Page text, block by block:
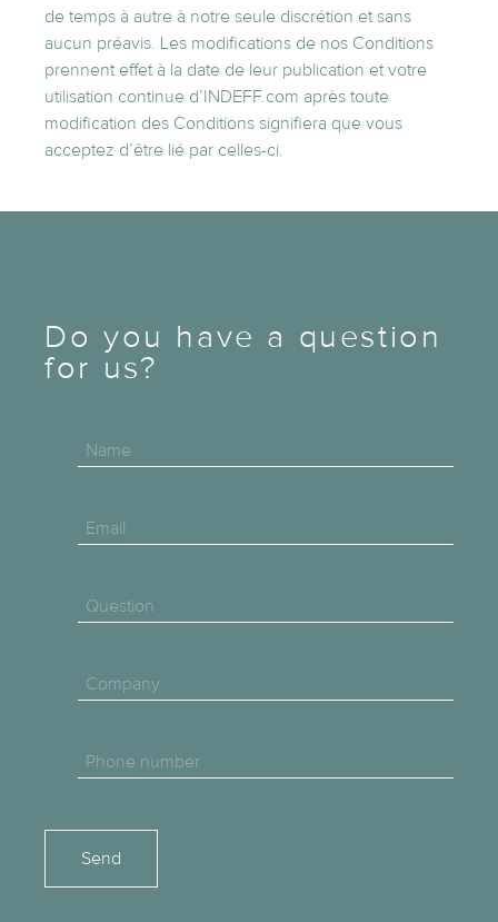
de temps à autre à notre seule discrétion et sans
aucun préavis. Les modifications de nos Conditions
prennent effet à la date de leur publication et votre
utilisation continue d’INDEFF.com après toute
modification des Conditions signifiera que vous
acceptez d’être lié par celles-ci.
Do you have a question
for us?
Name
Email
Question
Company
Phone number